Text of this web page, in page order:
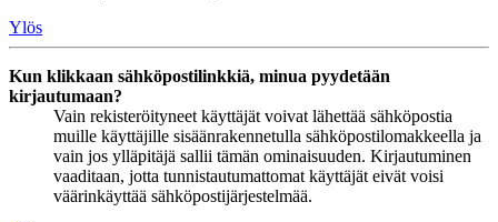
Ylös
Kun klikkaan sähköpostilinkkiä, minua pyydetään
kirjautumaan?
Vain rekisteröityneet käyttäjät voivat lähettää sähköpostia
muille käyttäjille sisäänrakennetulla sähköpostilomakkeella ja
vain jos ylläpitäjä sallii tämän ominaisuuden. Kirjautuminen
vaaditaan, jotta tunnistautumattomat käyttäjät eivät voisi
väärinkäyttää sähköpostijärjestelmää.